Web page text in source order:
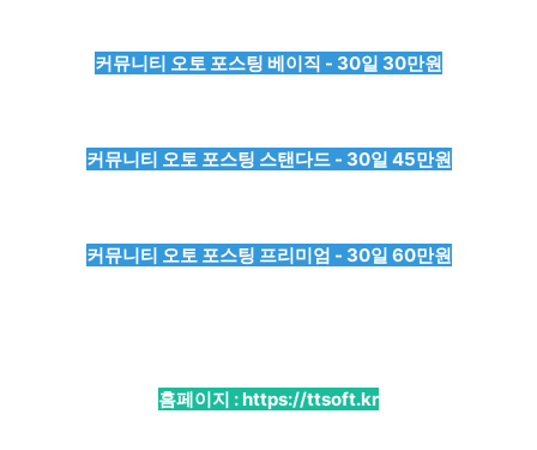
커뮤니티 오토 포스팅 베이직 - 30일 30만원
커뮤니티 오토 포스팅 스탠다드 - 30일 45만원
커뮤니티 오토 포스팅 프리미엄 - 30일 60만원
홈페이지 :https://ttsoft.kr